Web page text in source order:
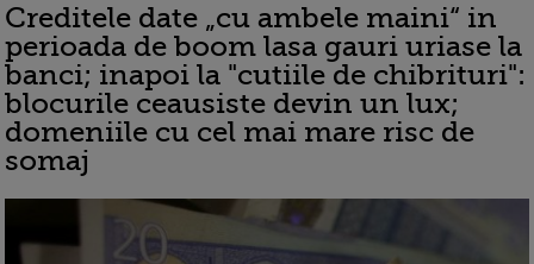
Creditele date „cu ambele maini“ in
perioada de boom lasa gauri uriase la
banci; inapoi la "cutiile de chibrituri":
blocurile ceausiste devin un lux;
domeniile cu cel mai mare risc de
somaj